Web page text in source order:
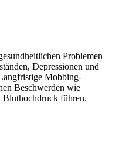
Problemen
Depressionen und
Mobbing-
Beschwerden wie
Bluthochdruck führen.